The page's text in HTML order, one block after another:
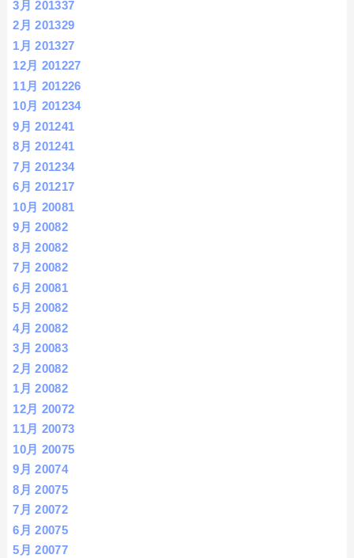
3月 201337
2月 201329
1月 201327
12月 201227
11月 201226
10月 201234
9月 201241
8月 201241
7月 201234
6月 201217
10月 20081
9月 20082
8月 20082
7月 20082
6月 20081
5月 20082
4月 20082
3月 20083
2月 20082
1月 20082
12月 20072
11月 20073
10月 20075
9月 20074
8月 20075
7月 20072
6月 20075
5月 20077